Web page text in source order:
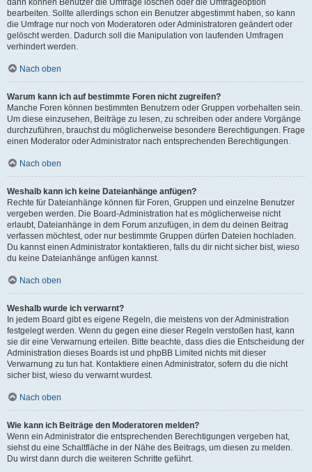
dann können Benutzer die Umfrage löschen oder die Umfrageoption
bearbeiten. Sollte allerdings schon ein Benutzer abgestimmt haben, so kann
die Umfrage nur noch von Moderatoren oder Administratoren geändert oder
gelöscht werden. Dadurch soll die Manipulation von laufenden Umfragen
verhindert werden.
Nach oben
Warum kann ich auf bestimmte Foren nicht zugreifen?
Manche Foren können bestimmten Benutzern oder Gruppen vorbehalten sein.
Um diese einzusehen, Beiträge zu lesen, zu schreiben oder andere Vorgänge
durchzuführen, brauchst du möglicherweise besondere Berechtigungen. Frage
einen Moderator oder Administrator nach entsprechenden Berechtigungen.
Nach oben
Weshalb kann ich keine Dateianhänge anfügen?
Rechte für Dateianhänge können für Foren, Gruppen und einzelne Benutzer
vergeben werden. Die Board-Administration hat es möglicherweise nicht
erlaubt, Dateianhänge in dem Forum anzufügen, in dem du deinen Beitrag
verfassen möchtest, oder nur bestimmte Gruppen dürfen Dateien hochladen.
Du kannst einen Administrator kontaktieren, falls du dir nicht sicher bist, wieso
du keine Dateianhänge anfügen kannst.
Nach oben
Weshalb wurde ich verwarnt?
In jedem Board gibt es eigene Regeln, die meistens von der Administration
festgelegt werden. Wenn du gegen eine dieser Regeln verstoßen hast, kann
sie dir eine Verwarnung erteilen. Bitte beachte, dass dies die Entscheidung der
Administration dieses Boards ist und phpBB Limited nichts mit dieser
Verwarnung zu tun hat. Kontaktiere einen Administrator, sofern du die nicht
sicher bist, wieso du verwarnt wurdest.
Nach oben
Wie kann ich Beiträge den Moderatoren melden?
Wenn ein Administrator die entsprechenden Berechtigungen vergeben hat,
siehst du eine Schaltfläche in der Nähe des Beitrags, um diesen zu melden.
Du wirst dann durch die weiteren Schritte geführt.